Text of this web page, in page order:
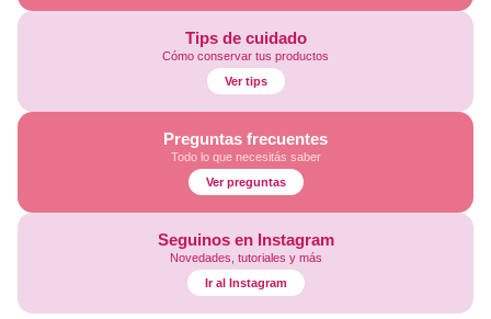
Tips de cuidado
Cómo conservar tus productos
Ver tips
Preguntas frecuentes
Todo lo que necesitás saber
Ver preguntas
Seguinos en Instagram
Novedades, tutoriales y más
Ir al Instagram